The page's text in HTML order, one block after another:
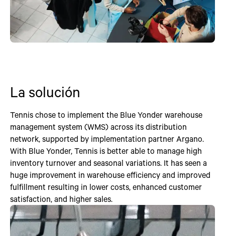
La solución
Tennis chose to implement the Blue Yonder warehouse
management system (WMS) across its distribution
network, supported by implementation partner Argano.
With Blue Yonder, Tennis is better able to manage high
inventory turnover and seasonal variations. It has seen a
huge improvement in warehouse efficiency and improved
fulfillment resulting in lower costs, enhanced customer
satisfaction, and higher sales.